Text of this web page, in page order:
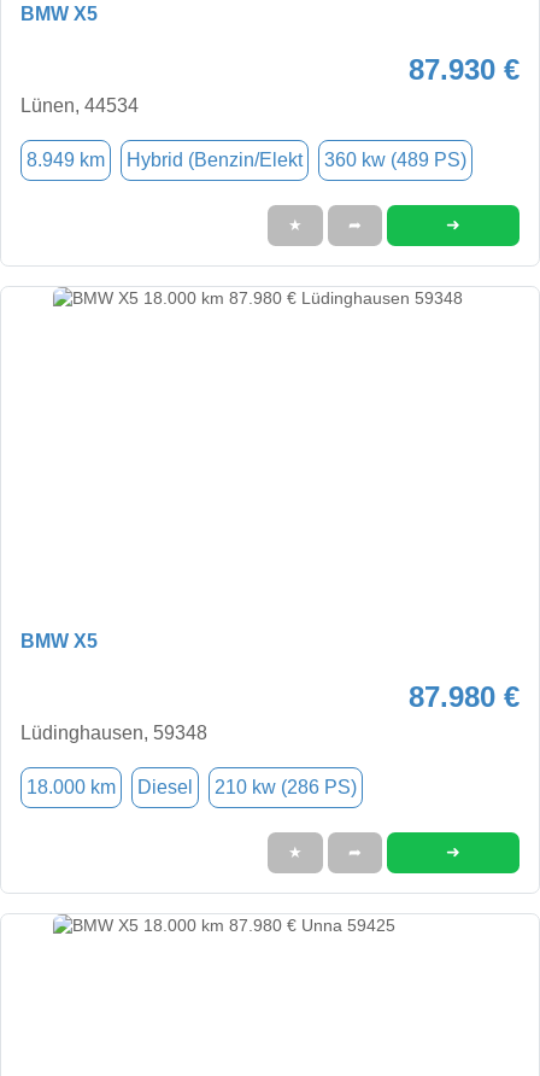
BMW X5
87.930 €
Lünen, 44534
8.949 km Hybrid (Benzin/Elekt 360 kw (489 PS)
★ ➦ ➜
BMW X5
87.980 €
Lüdinghausen, 59348
18.000 km Diesel 210 kw (286 PS)
★ ➦ ➜